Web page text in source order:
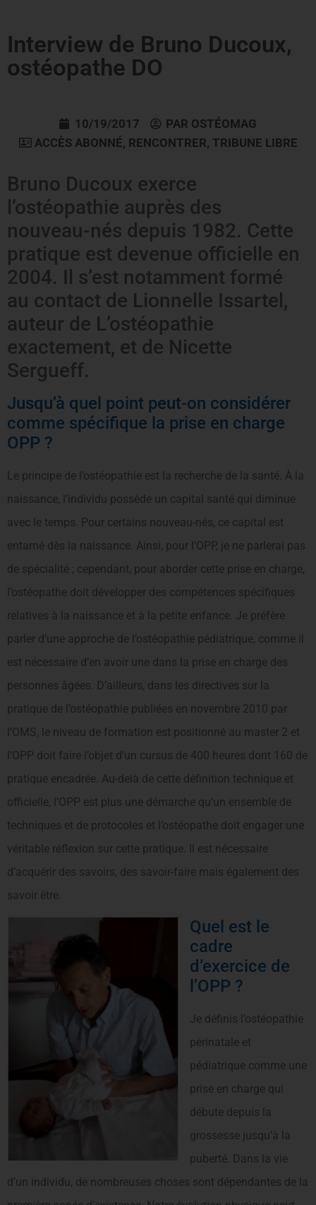
Interview de Bruno Ducoux,
ostéopathe DO
10/19/2017 PAR OSTÉOMAG
ACCÈS ABONNÉ, RENCONTRER, TRIBUNE LIBRE
Bruno Ducoux exerce
l’ostéopathie auprès des
nouveau-nés depuis 1982. Cette
pratique est devenue officielle en
2004. Il s’est notamment formé
au contact de Lionnelle Issartel,
auteur de L’ostéopathie
exactement, et de Nicette
Sergueff.
Jusqu’à quel point peut-on considérer
comme spécifique la prise en charge
OPP ?
Le principe de l’ostéopathie est la recherche de la santé. À la
naissance, l’individu possède un capital santé qui diminue
avec le temps. Pour certains nouveau-nés, ce capital est
entamé dès la naissance. Ainsi, pour l’OPP, je ne parlerai pas
de spécialité ; cependant, pour aborder cette prise en charge,
l’ostéopathe doit développer des compétences spécifiques
relatives à la naissance et à la petite enfance. Je préfère
parler d’une approche de l’ostéopathie pédiatrique, comme il
est nécessaire d’en avoir une dans la prise en charge des
personnes âgées. D’ailleurs, dans les directives sur la
pratique de l’ostéopathie publiées en novembre 2010 par
l’OMS, le niveau de formation est positionné au master 2 et
l’OPP doit faire l’objet d’un cursus de 400 heures dont 160 de
pratique encadrée. Au-delà de cette définition technique et
officielle, l’OPP est plus une démarche qu’un ensemble de
techniques et de protocoles et l’ostéopathe doit engager une
véritable réflexion sur cette pratique. Il est nécessaire
d’acquérir des savoirs, des savoir-faire mais également des
savoir être.
Quel est le
cadre
d’exercice de
l’OPP ?
Je définis l’ostéopathie
périnatale et
pédiatrique comme une
prise en charge qui
débute depuis la
grossesse jusqu’à la
puberté. Dans la vie
d’un individu, de nombreuses choses sont dépendantes de la